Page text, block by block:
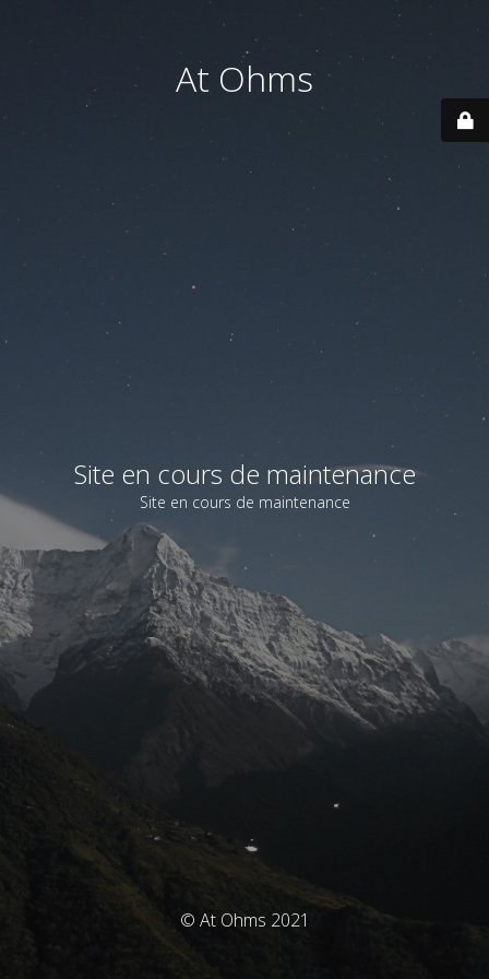
At Ohms
Site en cours de maintenance
Site en cours de maintenance
© At Ohms 2021